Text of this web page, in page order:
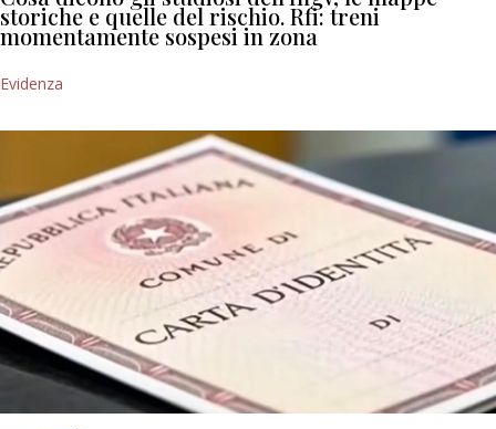
storiche e quelle del rischio. Rfi: treni
momentamente sospesi in zona
Evidenza